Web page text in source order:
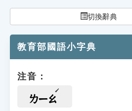
貓頭鷹博士
切換辭典
教育部國語小字典
注音：
ㄌㄧㄠ